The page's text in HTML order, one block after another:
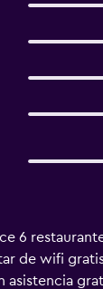
6
de wifi
asistencia